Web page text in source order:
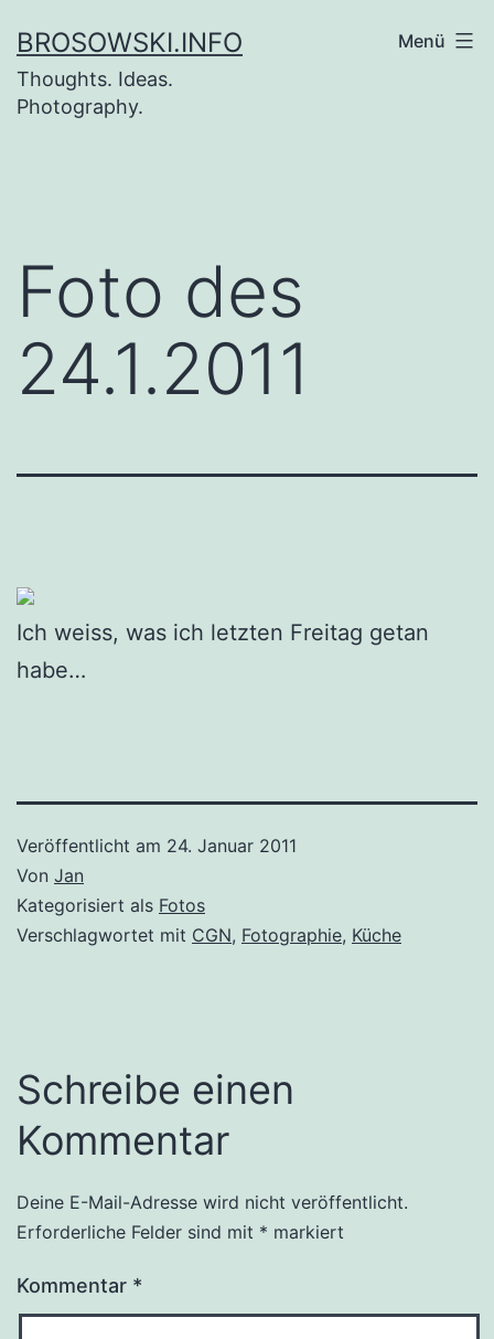
Inhalt
springen
BROSOWSKI.INFO
Thoughts. Ideas.
Photography.
Menü
Foto des
24.1.2011
Ich weiss, was ich letzten Freitag getan
habe…
Veröffentlicht am 24. Januar 2011
Von Jan
Kategorisiert als Fotos
Verschlagwortet mit CGN, Fotographie, Küche
Schreibe einen
Kommentar
Deine E-Mail-Adresse wird nicht veröffentlicht.
Erforderliche Felder sind mit * markiert
Kommentar *